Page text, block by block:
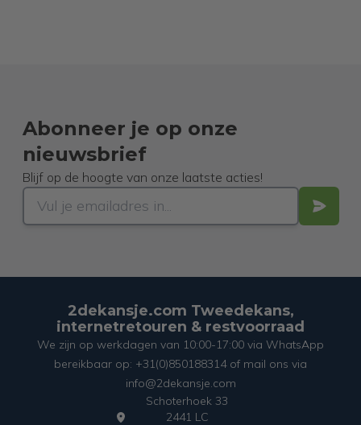
Abonneer je op onze
nieuwsbrief
Blijf op de hoogte van onze laatste acties!
2dekansje.com Tweedekans,
internetretouren & restvoorraad
We zijn op werkdagen van 10:00-17:00 via WhatsApp
bereikbaar op: +31(0)850188314 of mail ons via
info@2dekansje.com
Schoterhoek 33
2441 LC